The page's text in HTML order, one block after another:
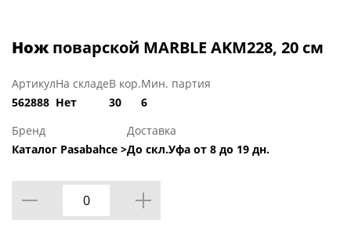
Нож поварской MARBLE AKM228, 20 см
Артикул
562888
На складе
Нет
В кор.
30
Мин. партия
6
Бренд
Каталог Pasabahce >
Доставка
До скл.Уфа от 8 до 19 дн.